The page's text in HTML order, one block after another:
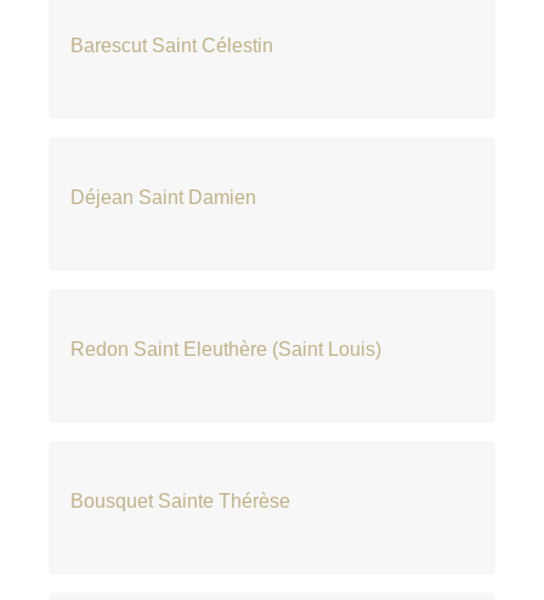
Barescut Saint Célestin
Déjean Saint Damien
Redon Saint Eleuthère (Saint Louis)
Bousquet Sainte Thérèse